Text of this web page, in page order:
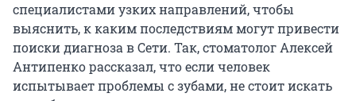
специалистами узких направлений, чтобы
выяснить, к каким последствиям могут привести
поиски диагноза в Сети. Так, стоматолог Алексей
Антипенко рассказал, что если человек
испытывает проблемы с зубами, не стоит искать